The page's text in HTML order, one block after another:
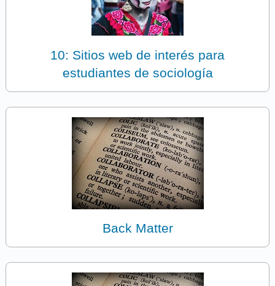
10: Sitios web de interés para
estudiantes de sociología
Back Matter